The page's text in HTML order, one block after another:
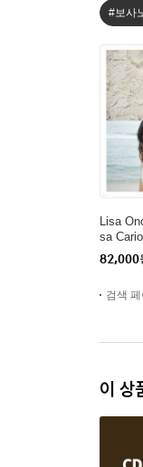
#보사
Lisa
sa
82,000
검색
이 상